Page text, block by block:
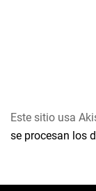
Este sitio usa
se procesan los